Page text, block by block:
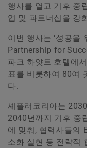
Communication
+82 2 311
행사를 열고 기후 중
업 및 파트너십을 강
이번 행사는 ‘성공을
Partnership for
파크 하얏트 호텔에
표를 비롯하여 80여
다.
셰플러코리아는
2040년까지 기후 중
에 맞춰, 협력사들의
소화 실현 등 전략적